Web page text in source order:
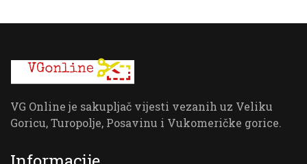
VG Online je sakupljač vijesti vezanih uz Veliku
Goricu, Turopolje, Posavinu i Vukomeričke gorice.